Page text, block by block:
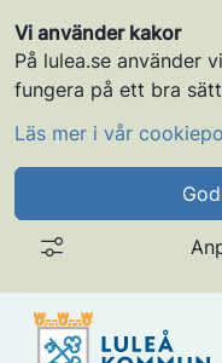
Vi använder kakor
På lulea.se använder
fungera på ett bra
Läs mer i vår
Gå